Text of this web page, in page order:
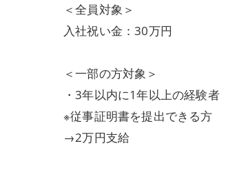
＜全員対象＞
入社祝い金：30万円
＜一部の方対象＞
・3年以内に1年以上の経験者
※従事証明書を提出できる方
→2万円支給